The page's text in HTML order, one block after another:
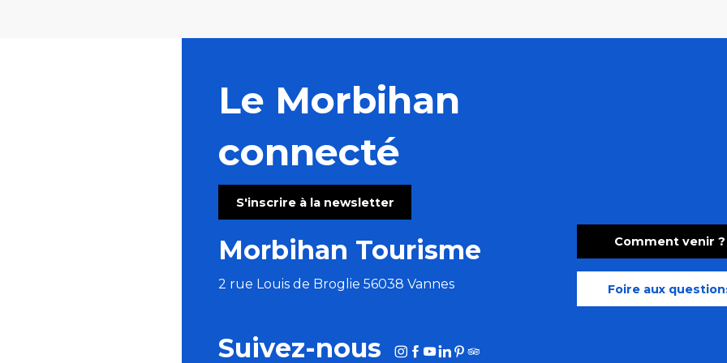
Le Morbihan
connecté
S'inscrire à la newsletter
Morbihan Tourisme
2 rue Louis de Broglie 56038 Vannes
Comment venir ?
Foire aux
Suivez-nous